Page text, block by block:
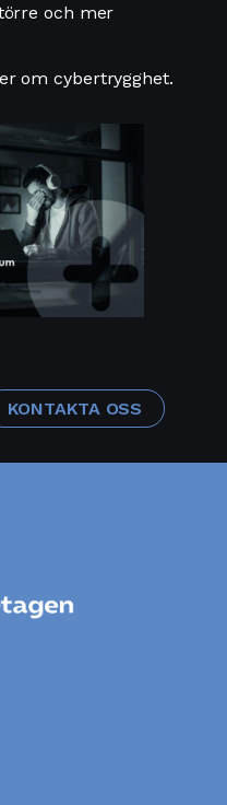
och mer
om cybertrygghet.
KONTAKTA OSS